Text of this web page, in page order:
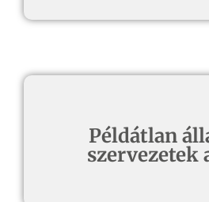
Példátlan
szervezetek